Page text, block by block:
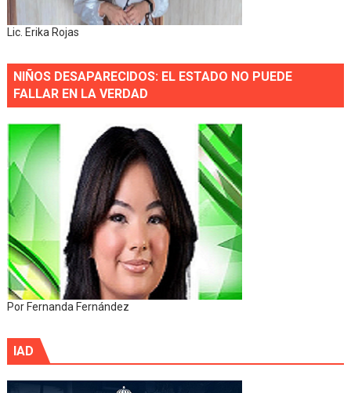
Lic. Erika Rojas
NIÑOS DESAPARECIDOS: EL ESTADO NO PUEDE
FALLAR EN LA VERDAD
Por Fernanda Fernández
IAD